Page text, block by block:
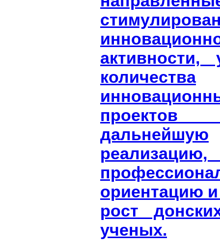
активности,
количества
дальнейшую
ориентацию
рост
ученых.